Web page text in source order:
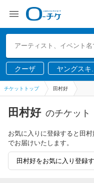
クーザ
ヤングスキ
ー
チケットトップ 田村好
田村好 のチケット
お気に入りに登録すると田
でお届けいたします。
田村好をお気に入り登録